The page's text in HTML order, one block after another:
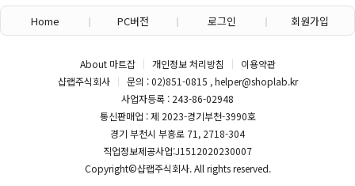
Home PC버전 로그인 회원가입
About 마트잡 개인정보 처리방침
이용약관
샵랩주식회사
문의 : 02)851-0815 , helper@shoplab.kr
사업자등록 : 243-86-02948
통신판매업 : 제 2023-경기부천-3990호
경기 부천시 부흥로 71, 2718-304
직업정보제공사업:J1512020230007
Copyright©샵랩주식회사. All rights reserved.